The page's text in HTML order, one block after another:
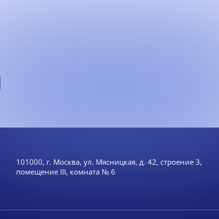
101000, г. Москва, ул. Мясницкая, д. 42, строение 3,
помещение III, комната № 6